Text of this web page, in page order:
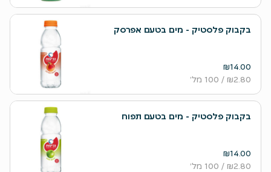
בקבוק פלסטיק - מים בטעם אפרסק
₪14.00
₪2.80 / 100 מל׳
בקבוק פלסטיק - מים בטעם תפוח
₪14.00
₪2.80 / 100 מל׳